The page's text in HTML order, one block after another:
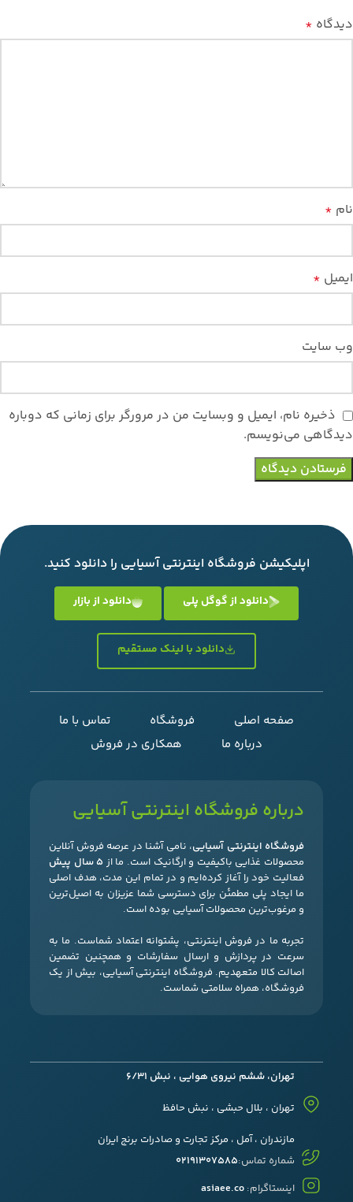
دیدگاه *
نام *
ایمیل *
وب‌ سایت
ذخیره نام، ایمیل و وبسایت من در مرورگر برای زمانی که دوباره
دیدگاهی می‌نویسم.
اپلیکیشن فروشگاه اینترنتی آسیایی را دانلود کنید.
دانلود از گوگل پلی دانلود از بازار
دانلود با لینک مستقیم
صفحه اصلی فروشگاه
تماس با ما
درباره ما
همکاری در فروش
درباره فروشگاه اینترنتی آسیایی
فروشگاه اینترنتی آسیایی، نامی آشنا در عرصه فروش آنلاین
محصولات غذایی باکیفیت و ارگانیک است. ما از ۵ سال پیش
فعالیت خود را آغاز کرده‌ایم و در تمام این مدت، هدف اصلی
ما ایجاد پلی مطمئن برای دسترسی شما عزیزان به اصیل‌ترین
و مرغوب‌ترین محصولات آسیایی بوده است.
تجربه ما در فروش اینترنتی، پشتوانه اعتماد شماست. ما به
سرعت در پردازش و ارسال سفارشات و همچنین تضمین
اصالت کالا متعهدیم. فروشگاه اینترنتی آسیایی، بیش از یک
فروشگاه، همراه سلامتی شماست.
تهران، ششم نیروی هوایی ، نبش 6/31
تهران ، بلال حبشی ، نبش حافظ
مازندران ، آمل ، مرکز تجارت و صادرات برنج ایران
شماره تماس:02191307585
اینستاگرام: